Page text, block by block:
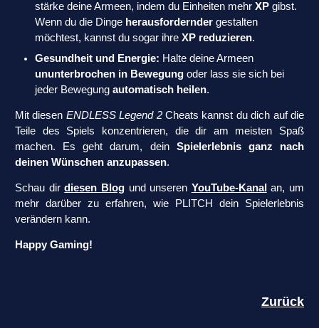
stärke deine Armeen, indem du Einheiten mehr XP gibst.
Wenn du die Dinge herausfordernder gestalten
möchtest, kannst du sogar ihre XP reduzieren.
Gesundheit und Energie: Halte deine Armeen
ununterbrochen in Bewegung oder lass sie sich bei
jeder Bewegung automatisch heilen.
Mit diesen ENDLESS Legend 2Cheats kannst du dich auf die
Teile des Spiels konzentrieren, die dir am meisten Spaß
machen. Es geht darum, dein Spielerlebnis ganz nach
deinen Wünschen anzupassen.
Schau dirdiesen Blogund unseren YouTube-Kanal an, um
mehr darüber zu erfahren, wie PLITCH dein Spielerlebnis
verändern kann.
Happy Gaming!
Zurück